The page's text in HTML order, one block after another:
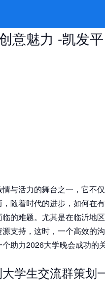
交流群助力
意魅力 -凯发平
与活力的舞台之一，它不
随着时代的进步，如何在
的难题。尤其是在临沂地
支持，这时，一个高效的
个助力2026大学晚会成功的
学生交流群策划